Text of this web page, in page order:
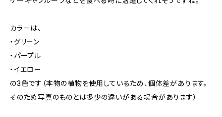
カラーは、
・グリーン
・パープル
・イエロー
の3色です（本物の植物を使用しているため、個体差があります。
そのため写真のものとは多少の違いがある場合があります）